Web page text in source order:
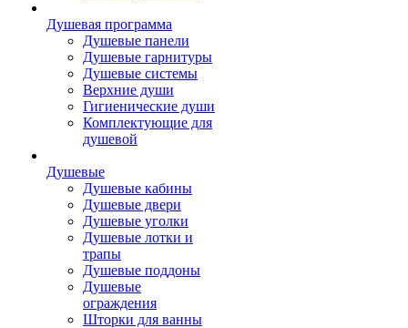
Душевая программа
Душевые панели
Душевые гарнитуры
Душевые системы
Верхние души
Гигиенические души
Комплектующие для
душевой
Душевые
Душевые кабины
Душевые двери
Душевые уголки
Душевые лотки и
трапы
Душевые поддоны
Душевые
ограждения
Шторки для ванны